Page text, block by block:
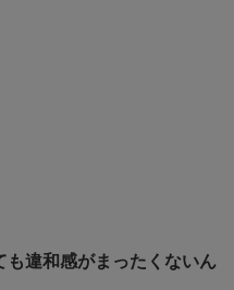
も違和感がまったくないん